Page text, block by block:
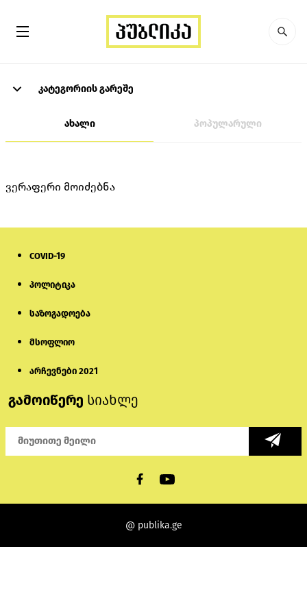
კატეგორიის გარეშე
ახალი პოპულარული
ვერაფერი მოიძებნა
COVID-19
პოლიტიკა
საზოგადოება
მსოფლიო
არჩევნები 2021
გამოიწერე სიახლე
@ publika.ge